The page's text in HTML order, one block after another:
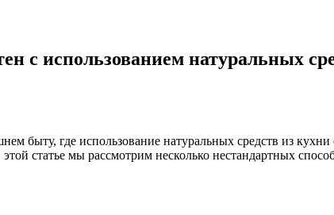
с использованием натуральных
быту, где использование натуральных средств из
статье мы рассмотрим несколько нестандартных